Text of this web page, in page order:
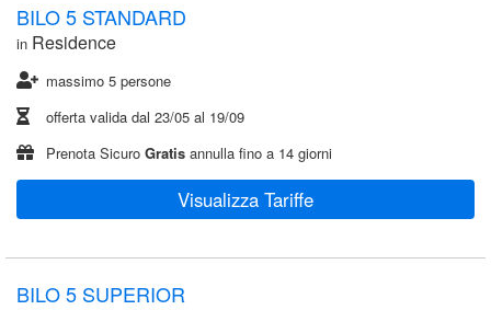
BILO 5 STANDARD
in Residence
massimo 5 persone
offerta valida dal 23/05 al 19/09
Prenota Sicuro Gratis annulla fino a 14 giorni
Visualizza Tariffe
BILO 5 SUPERIOR